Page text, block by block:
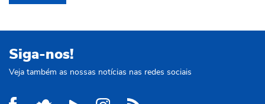
Siga-nos!
Veja também as nossas notícias nas redes sociais